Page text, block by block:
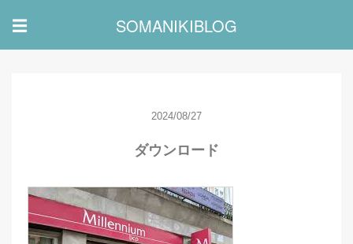
☰ SOMANIKIBLOG
2024/08/27
ダウンロード